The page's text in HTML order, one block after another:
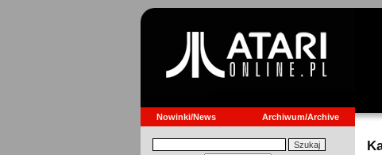
Nowinki/News Archiwum/Archive